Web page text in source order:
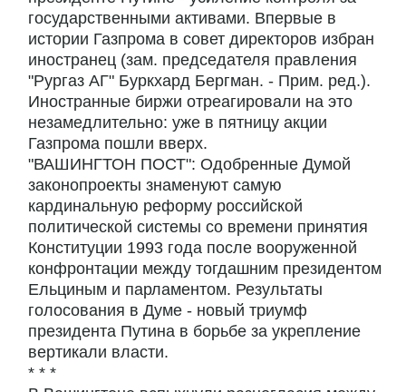
государственными активами. Впервые в
истории Газпрома в совет директоров избран
иностранец (зам. председателя правления
"Рургаз АГ" Буркхард Бергман. - Прим. ред.).
Иностранные биржи отреагировали на это
незамедлительно: уже в пятницу акции
Газпрома пошли вверх.
"ВАШИНГТОН ПОСТ": Одобренные Думой
законопроекты знаменуют самую
кардинальную реформу российской
политической системы со времени принятия
Конституции 1993 года после вооруженной
конфронтации между тогдашним президентом
Ельциным и парламентом. Результаты
голосования в Думе - новый триумф
президента Путина в борьбе за укрепление
вертикали власти.
* * *